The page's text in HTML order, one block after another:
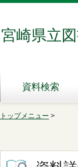
宮崎県立
資料検索
トップメニュー >